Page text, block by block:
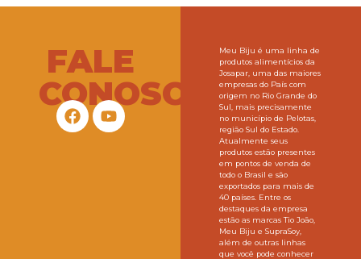
FALE
CONOSCO
Meu Biju é uma linha de
produtos alimentícios da
Josapar, uma das maiores
empresas do País com
origem no Rio Grande do
Sul, mais precisamente
no município de Pelotas,
região Sul do Estado.
Atualmente seus
produtos estão presentes
em pontos de venda de
todo o Brasil e são
exportados para mais de
40 países. Entre os
destaques da empresa
estão as marcas Tio João,
Meu Biju e SupraSoy,
além de outras linhas
que você pode conhecer